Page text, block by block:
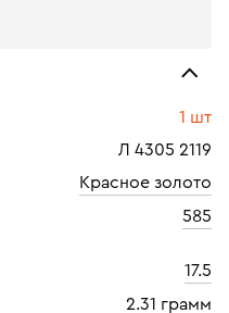
1 шт
Л 4305 2119
Красное золото
585
17.5
2.31 грамм